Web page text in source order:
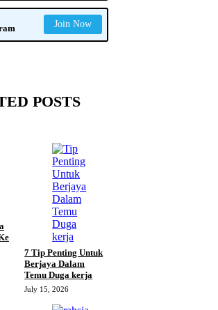
Join Now
POSTS
7 Tip Penting Untuk
Berjaya Dalam
Temu Duga kerja
July 15, 2026